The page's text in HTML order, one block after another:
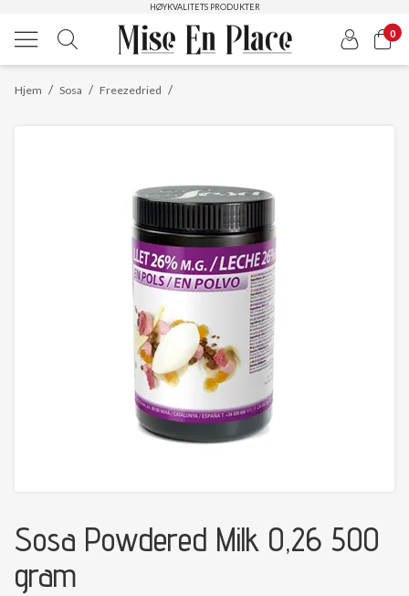
HØYKVALITETS PRODUKTER
0
/
Hjem /
Sosa /
Freezedried
Sosa Powdered Milk 0,26 500
gram